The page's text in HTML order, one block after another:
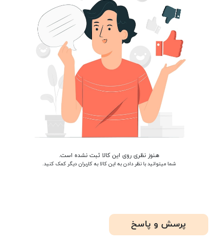
هنوز نظری روی این کالا ثبت نشده است.
شما میتوانید با نظر دادن به این کالا به کاربران دیگر کمک کنید.
پرسش و پاسخ